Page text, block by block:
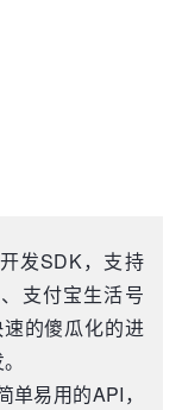
发SDK，支持
支付宝生活号
的傻瓜化的进
易用的API，